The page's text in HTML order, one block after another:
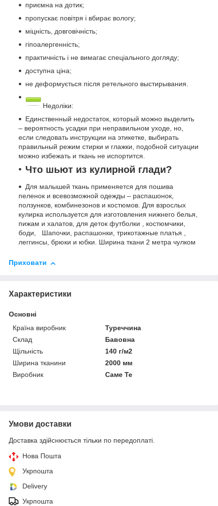
приємна на дотик;
пропускає повітря і вбирає вологу;
міцність, довговічність;
гіпоалергенність;
практичність і не вимагає спеціального догляду;
доступна ціна;
не деформується після ретельного выстирывания.
Недоліки:
Единственный недостаток, который можно выделить
– вероятность усадки при неправильном уходе, но,
если следовать инструкции на этикетке, выбирать
правильный режим стирки и глажки, подобной ситуации
можно избежать и ткань не испортится.
Что шьют из кулирной глади?
Для малышей ткань применяется для пошива
пеленок и всевозможной одежды – распашонок,
ползунков, комбинезонов и костюмов. Для взрослых
кулирка используется для изготовления нижнего белья,
пижам и халатов, для деток футболки , костюмчики,
боди, Шапочки, распашонки, трикотажные платья ,
леггинсы, брюки и юбки. Ширина ткани 2 метра чулком
Приховати
Характеристики
Основні
Країна виробник
Туреччина
Склад
Бавовна
Щільність
140 г/м2
Ширина тканини
2000 мм
Виробник
Саме Те
Умови доставки
Доставка здійснюється тільки по передоплаті.
Нова Пошта
Укрпошта
Delivery
Укрпошта